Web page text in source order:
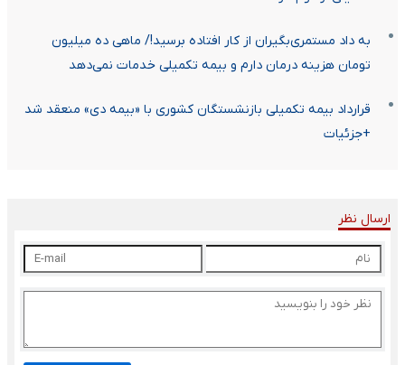
به‌ داد مستمری‌بگیران از کار افتاده برسید!/ ماهی ده میلیون
تومان هزینه درمان دارم و بیمه تکمیلی خدمات نمی‌دهد
قرارداد بیمه تکمیلی بازنشستگان کشوری با «بیمه دی» منعقد شد
+جزئیات
ارسال نظر